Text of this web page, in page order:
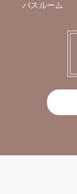
バスルーム